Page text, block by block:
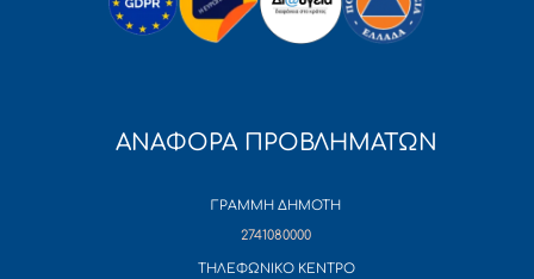
ΑΝΑΦΟΡΑ ΠΡΟΒΛΗΜΑΤΩΝ
ΓΡΑΜΜΗ ΔΗΜΟΤΗ
2741080000
ΤΗΛΕΦΩΝΙΚΟ ΚΕΝΤΡΟ